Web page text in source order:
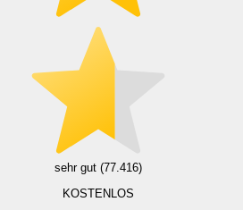
sehr gut (77.416)
KOSTENLOS